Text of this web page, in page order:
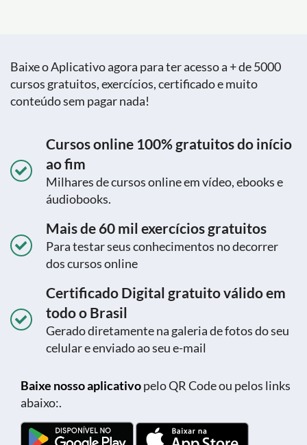
Baixe o Aplicativo agora para ter acesso a + de 5000
cursos gratuitos, exercícios, certificado e muito
conteúdo sem pagar nada!
Cursos online 100% gratuitos do início
ao fim
Milhares de cursos online em vídeo, ebooks e
áudiobooks.
Mais de 60 mil exercícios gratuitos
Para testar seus conhecimentos no decorrer
dos cursos online
Certificado Digital gratuito válido em
todo o Brasil
Gerado diretamente na galeria de fotos do seu
celular e enviado ao seu e-mail
Baixe nosso aplicativopelo QR Code ou pelos links
abaixo:.